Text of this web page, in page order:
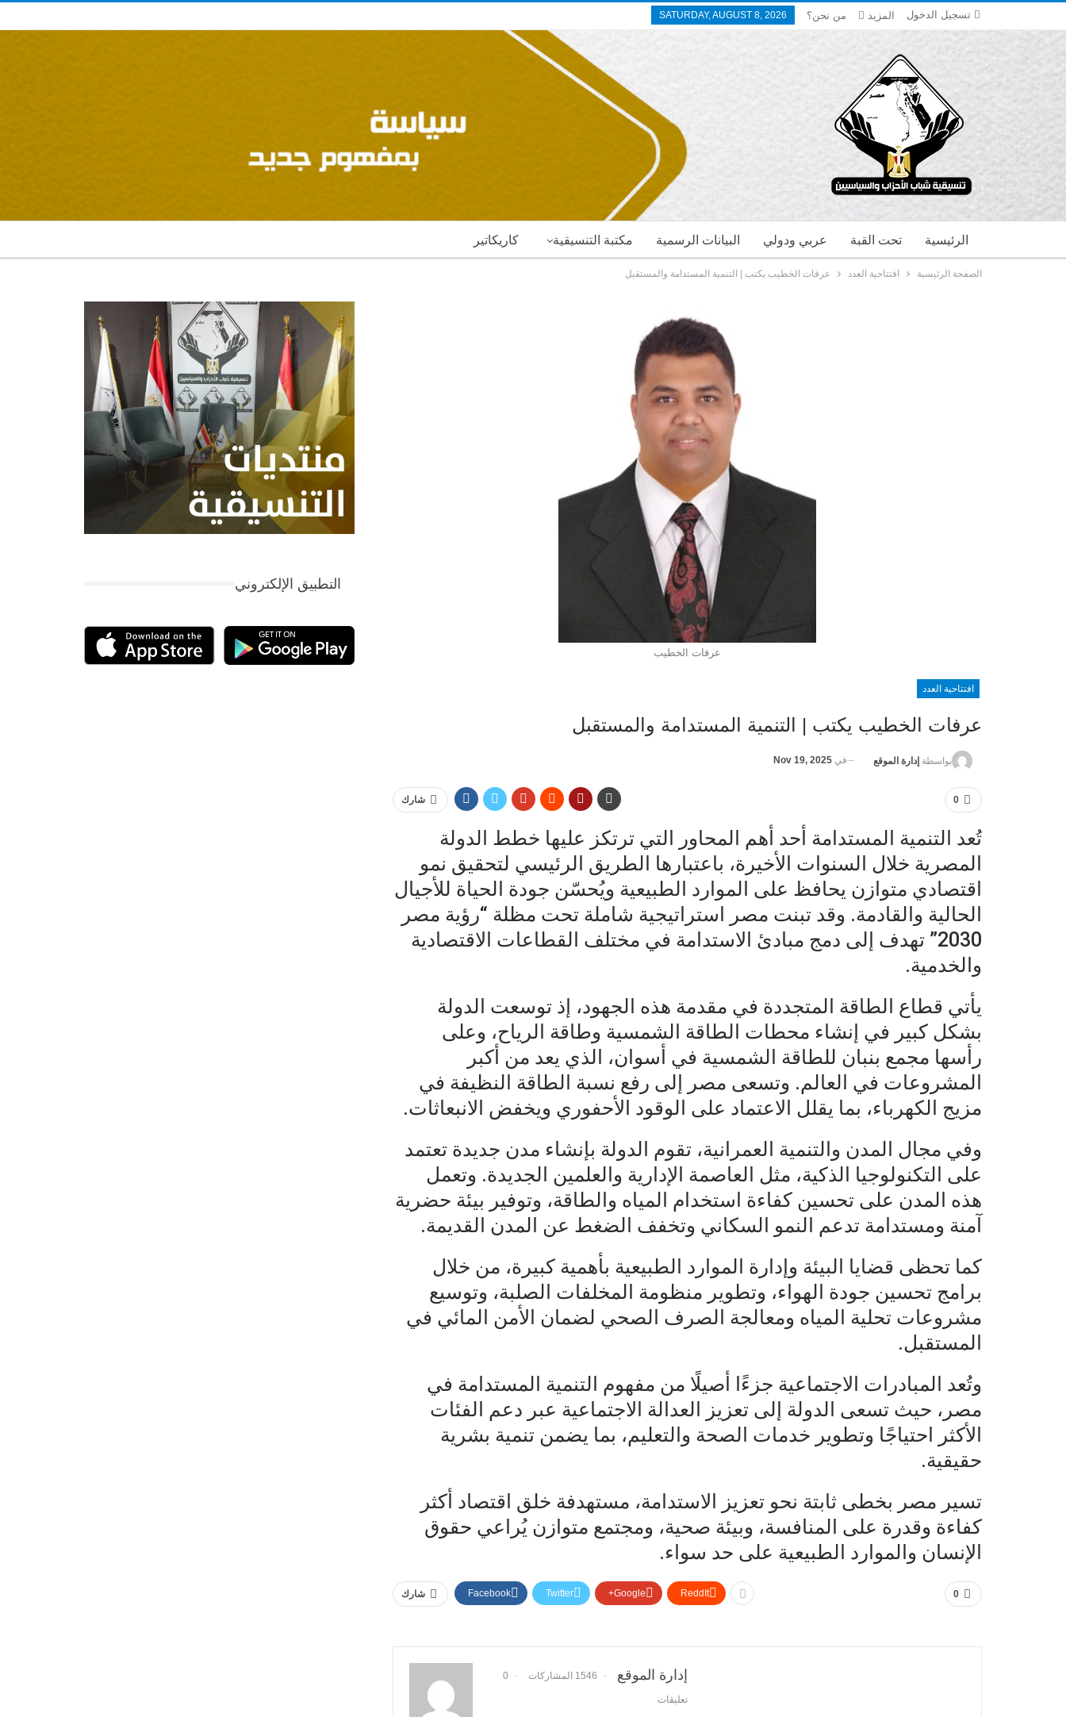
تسجيل الدخول SATURDAY, AUGUST 8, 2026 من نحن؟ المزيد
كاريكاتير مكتبة التنسيقية البيانات الرسمية عربي ودولي تحت القبة الرئيسية
الصفحة الرئيسية افتتاحية العدد عرفات الخطيب يكتب | التنمية المستدامة والمستقبل
عرفات الخطيب
افتتاحية العدد
عرفات الخطيب يكتب | التنمية المستدامة والمستقبل
بواسطة إدارة الموقع في Nov 19, 2025
0 شارك
تُعد التنمية المستدامة أحد أهم المحاور التي ترتكز عليها خطط الدولة
المصرية خلال السنوات الأخيرة، باعتبارها الطريق الرئيسي لتحقيق نمو
اقتصادي متوازن يحافظ على الموارد الطبيعية ويُحسّن جودة الحياة للأجيال
الحالية والقادمة. وقد تبنت مصر استراتيجية شاملة تحت مظلة “رؤية مصر
2030” تهدف إلى دمج مبادئ الاستدامة في مختلف القطاعات الاقتصادية
والخدمية.
يأتي قطاع الطاقة المتجددة في مقدمة هذه الجهود، إذ توسعت الدولة
بشكل كبير في إنشاء محطات الطاقة الشمسية وطاقة الرياح، وعلى
رأسها مجمع بنبان للطاقة الشمسية في أسوان، الذي يعد من أكبر
المشروعات في العالم. وتسعى مصر إلى رفع نسبة الطاقة النظيفة في
مزيج الكهرباء، بما يقلل الاعتماد على الوقود الأحفوري ويخفض الانبعاثات.
وفي مجال المدن والتنمية العمرانية، تقوم الدولة بإنشاء مدن جديدة تعتمد
على التكنولوجيا الذكية، مثل العاصمة الإدارية والعلمين الجديدة. وتعمل
هذه المدن على تحسين كفاءة استخدام المياه والطاقة، وتوفير بيئة حضرية
آمنة ومستدامة تدعم النمو السكاني وتخفف الضغط عن المدن القديمة.
كما تحظى قضايا البيئة وإدارة الموارد الطبيعية بأهمية كبيرة، من خلال
برامج تحسين جودة الهواء، وتطوير منظومة المخلفات الصلبة، وتوسيع
مشروعات تحلية المياه ومعالجة الصرف الصحي لضمان الأمن المائي في
المستقبل.
وتُعد المبادرات الاجتماعية جزءًا أصيلًا من مفهوم التنمية المستدامة في
مصر، حيث تسعى الدولة إلى تعزيز العدالة الاجتماعية عبر دعم الفئات
الأكثر احتياجًا وتطوير خدمات الصحة والتعليم، بما يضمن تنمية بشرية
حقيقية.
تسير مصر بخطى ثابتة نحو تعزيز الاستدامة، مستهدفة خلق اقتصاد أكثر
كفاءة وقدرة على المنافسة، وبيئة صحية، ومجتمع متوازن يُراعي حقوق
الإنسان والموارد الطبيعية على حد سواء.
0 شارك Facebook Twitter Google+ ReddIt
إدارة الموقع 1546 المشاركات 0
تعليقات
التطبيق الإلكتروني